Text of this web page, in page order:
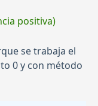
positiva)
se trabaja el
0 y con método